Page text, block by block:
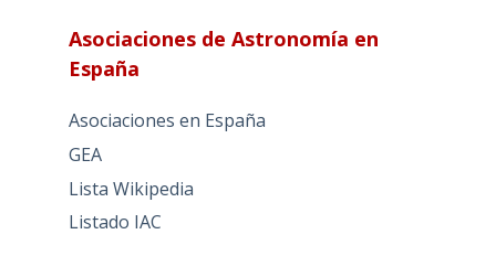
Asociaciones de Astronomía en
España
Asociaciones en España
GEA
Lista Wikipedia
Listado IAC